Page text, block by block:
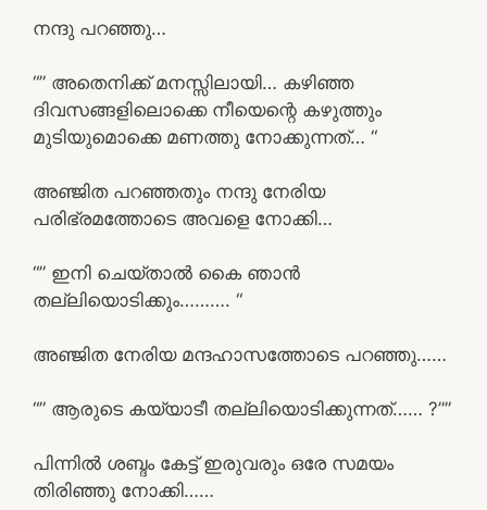
നന്ദു പറഞ്ഞു…
“” അതെനിക്ക് മനസ്സിലായി… കഴിഞ്ഞ
ദിവസങ്ങളിലൊക്കെ നീയെന്റെ കഴുത്തും
മുടിയുമൊക്കെ മണത്തു നോക്കുന്നത്… “
അഞ്ജിത പറഞ്ഞതും നന്ദു നേരിയ
പരിഭ്രമത്തോടെ അവളെ നോക്കി…
“” ഇനി ചെയ്താൽ കൈ ഞാൻ
തല്ലിയൊടിക്കും………. “
അഞ്ജിത നേരിയ മന്ദഹാസത്തോടെ പറഞ്ഞു……
“” ആരുടെ കയ്യാടീ തല്ലിയൊടിക്കുന്നത്…… ?””
പിന്നിൽ ശബ്ദം കേട്ട് ഇരുവരും ഒരേ സമയം
തിരിഞ്ഞു നോക്കി……